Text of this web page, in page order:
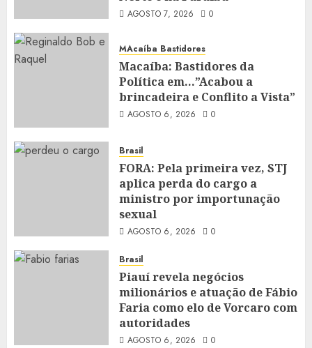
AGOSTO 7, 2026 0
MAcaíba Bastidores
Macaíba: Bastidores da
Política em…”Acabou a
brincadeira e Conflito a Vista”
AGOSTO 6, 2026 0
Brasil
FORA: Pela primeira vez, STJ
aplica perda do cargo a
ministro por importunação
sexual
AGOSTO 6, 2026 0
Brasil
Piauí revela negócios
milionários e atuação de Fábio
Faria como elo de Vorcaro com
autoridades
AGOSTO 6, 2026 0